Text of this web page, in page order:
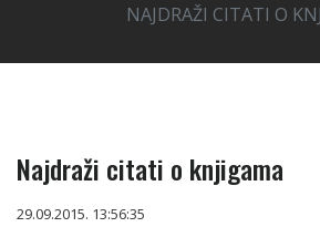
NAJDRAŽI CITATI O
Najdraži citati o knjigama
29.09.2015. 13:56:35